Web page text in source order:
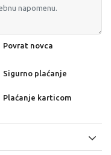
Povrat novca
Sigurno plaćanje
Plaćanje karticom